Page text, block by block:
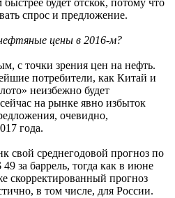
будет отскок, потому что
спрос и предложение.
цены в 2016-м?
с точки зрения цен на нефть.
потребители, как Китай и
неизбежно будет
на рынке явно избыток
очевидно,
года.
свой среднегодовой прогноз по
за баррель, тогда как в июне
скорректированный прогноз
в том числе, для России.